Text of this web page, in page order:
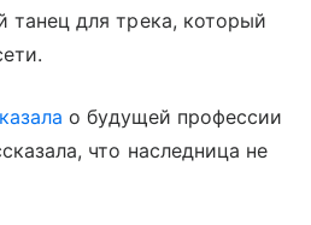
танец для трека, который
о будущей профессии
что наследница не